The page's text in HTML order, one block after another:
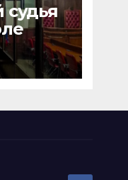
судья
дело о
2